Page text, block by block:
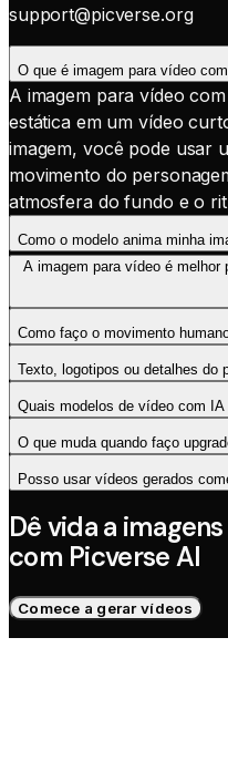
support@picverse.org
O que é imagem para vídeo
A imagem para vídeo
estática em um vídeo
imagem, você pode usar
movimento do
atmosfera do fundo e o
Como o modelo anima minha
A imagem para vídeo é melhor
Como faço o movimento
Texto, logotipos ou detalhes do
Quais modelos de vídeo com
O que muda quando faço
Posso usar vídeos gerados
Dê vida a
com Picverse AI
Comece a gerar vídeos